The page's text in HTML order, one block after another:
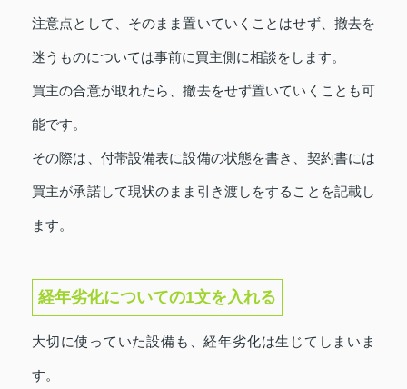
注意点として、そのまま置いていくことはせず、撤去を
迷うものについては事前に買主側に相談をします。
買主の合意が取れたら、撤去をせず置いていくことも可
能です。
その際は、付帯設備表に設備の状態を書き、契約書には
買主が承諾して現状のまま引き渡しをすることを記載し
ます。
経年劣化についての1文を入れる
大切に使っていた設備も、経年劣化は生じてしまいま
す。